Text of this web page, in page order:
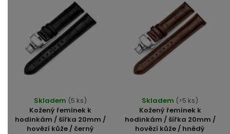
Kožený řemínek k
hodinkám / šířka 20mm /
hovězí kůže / černý
Skladem (5 ks)
Kožený řemínek k
hodinkám / šířka 20mm /
hovězí kůže / hnědý
Skladem (>5 ks)